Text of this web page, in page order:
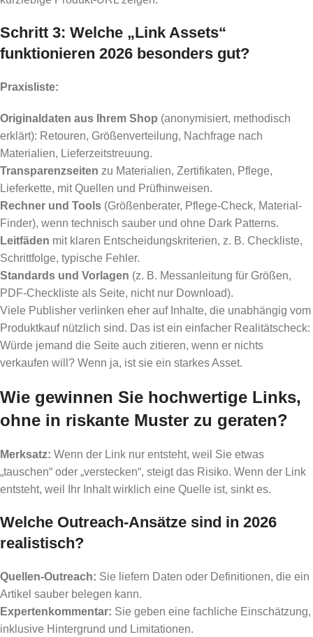
Schritt 3: Welche „Link Assets“
funktionieren 2026 besonders gut?
Praxisliste:
Originaldaten aus Ihrem Shop (anonymisiert, methodisch
erklärt): Retouren, Größenverteilung, Nachfrage nach
Materialien, Lieferzeitstreuung.
Transparenzseiten zu Materialien, Zertifikaten, Pflege,
Lieferkette, mit Quellen und Prüfhinweisen.
Rechner und Tools (Größenberater, Pflege-Check, Material-
Finder), wenn technisch sauber und ohne Dark Patterns.
Leitfäden mit klaren Entscheidungskriterien, z. B. Checkliste,
Schrittfolge, typische Fehler.
Standards und Vorlagen (z. B. Messanleitung für Größen,
PDF-Checkliste als Seite, nicht nur Download).
Viele Publisher verlinken eher auf Inhalte, die unabhängig vom
Produktkauf nützlich sind. Das ist ein einfacher Realitätscheck:
Würde jemand die Seite auch zitieren, wenn er nichts
verkaufen will? Wenn ja, ist sie ein starkes Asset.
Wie gewinnen Sie hochwertige Links,
ohne in riskante Muster zu geraten?
Merksatz: Wenn der Link nur entsteht, weil Sie etwas
„tauschen“ oder „verstecken“, steigt das Risiko. Wenn der Link
entsteht, weil Ihr Inhalt wirklich eine Quelle ist, sinkt es.
Welche Outreach-Ansätze sind in 2026
realistisch?
Quellen-Outreach: Sie liefern Daten oder Definitionen, die ein
Artikel sauber belegen kann.
Expertenkommentar: Sie geben eine fachliche Einschätzung,
inklusive Hintergrund und Limitationen.